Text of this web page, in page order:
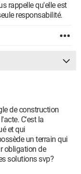
rappelle qu'elle est
responsabilité.
de construction
C'est la
et qui
un terrain qui
obligation de
solutions svp?